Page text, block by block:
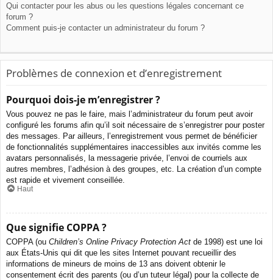
Qui contacter pour les abus ou les questions légales concernant ce
forum ?
Comment puis-je contacter un administrateur du forum ?
Problèmes de connexion et d’enregistrement
Pourquoi dois-je m’enregistrer ?
Vous pouvez ne pas le faire, mais l’administrateur du forum peut avoir
configuré les forums afin qu’il soit nécessaire de s’enregistrer pour poster
des messages. Par ailleurs, l’enregistrement vous permet de bénéficier
de fonctionnalités supplémentaires inaccessibles aux invités comme les
avatars personnalisés, la messagerie privée, l’envoi de courriels aux
autres membres, l’adhésion à des groupes, etc. La création d’un compte
est rapide et vivement conseillée.
Haut
Que signifie COPPA ?
COPPA (ou Children’s Online Privacy Protection Act de 1998) est une loi
aux États-Unis qui dit que les sites Internet pouvant recueillir des
informations de mineurs de moins de 13 ans doivent obtenir le
consentement écrit des parents (ou d’un tuteur légal) pour la collecte de